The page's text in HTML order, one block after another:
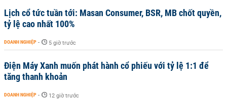
Lịch cổ tức tuần tới: Masan Consumer, BSR, MB chốt quyền,
tỷ lệ cao nhất 100%
DOANH NGHIỆP - 5 giờ trước
Điện Máy Xanh muốn phát hành cổ phiếu với tỷ lệ 1:1 để
tăng thanh khoản
DOANH NGHIỆP - 12 giờ trước